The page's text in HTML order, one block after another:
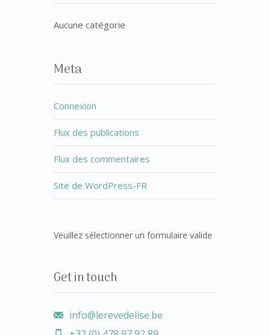
Aucune catégorie
Meta
Connexion
Flux des publications
Flux des commentaires
Site de WordPress-FR
Veuillez sélectionner un formulaire valide
Get in touch
info@lerevedelise.be